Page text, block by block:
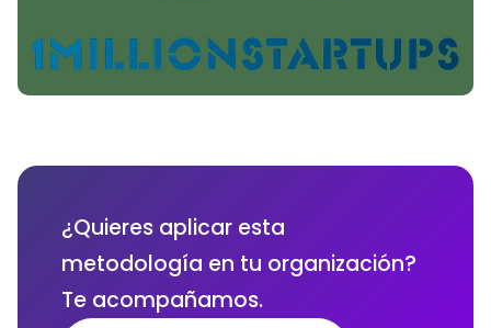
¿Quieres aplicar esta
metodología en tu organización?
Te acompañamos.